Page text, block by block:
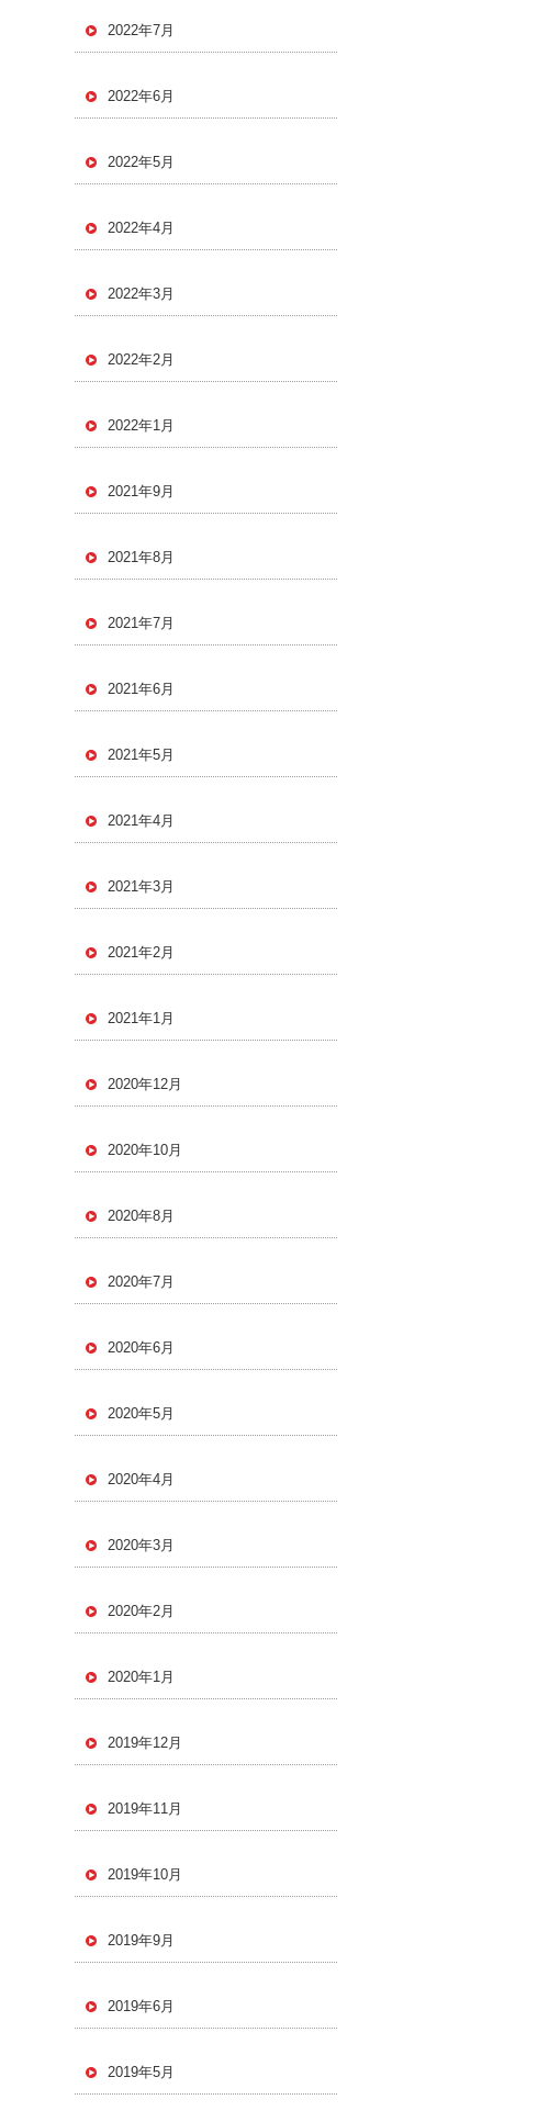
2022年7月
2022年6月
2022年5月
2022年4月
2022年3月
2022年2月
2022年1月
2021年9月
2021年8月
2021年7月
2021年6月
2021年5月
2021年4月
2021年3月
2021年2月
2021年1月
2020年12月
2020年10月
2020年8月
2020年7月
2020年6月
2020年5月
2020年4月
2020年3月
2020年2月
2020年1月
2019年12月
2019年11月
2019年10月
2019年9月
2019年6月
2019年5月